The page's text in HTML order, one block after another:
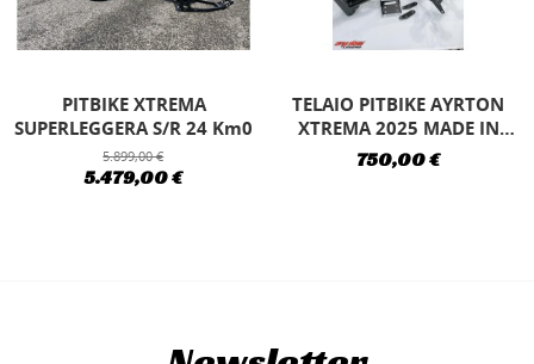
PITBIKE XTREMA
SUPERLEGGERA S/R 24 Km0
5.899,00 €
5.479,00 €
TELAIO PITBIKE AYRTON
XTREMA 2025 MADE IN
ITALY...
750,00 €